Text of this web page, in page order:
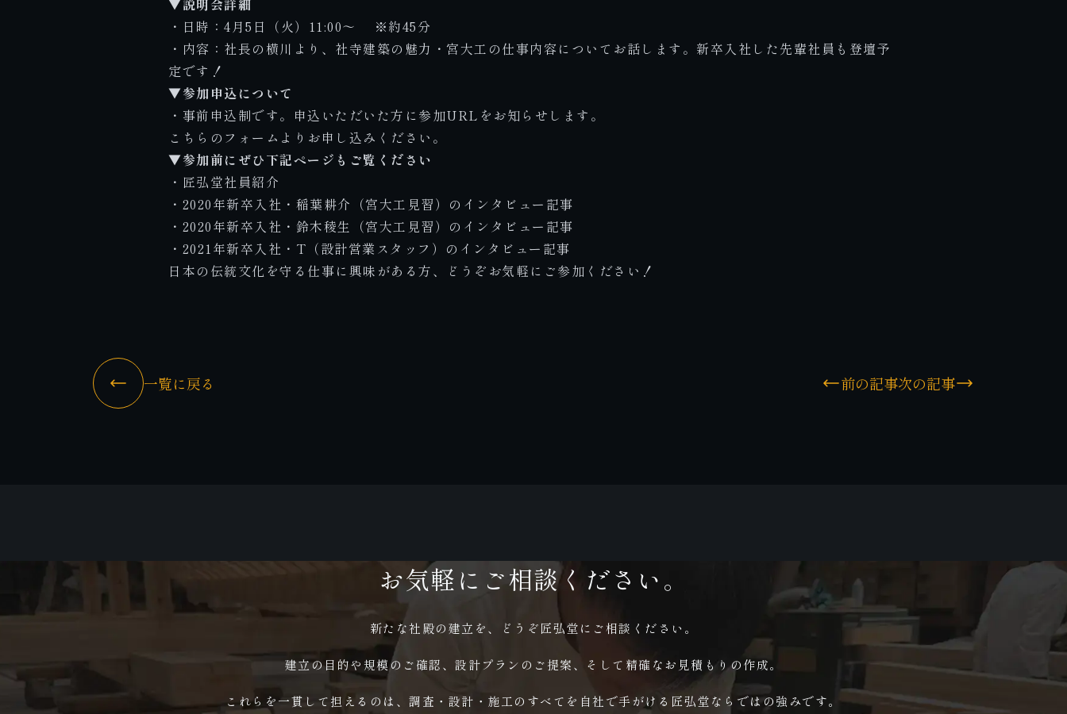
▼説明会詳細
・日時：4月5日（火）11:00～ ※約45分
・内容：社長の横川より、社寺建築の魅力・宮大工の仕事内容についてお話します。新卒入社した先輩社員も登壇予
定です！
▼参加申込について
・事前申込制です。申込いただいた方に参加URLをお知らせします。
こちらのフォーム よりお申し込みください。
▼参加前にぜひ下記ページもご覧ください
・ 匠弘堂社員紹介
・ 2020年新卒入社・稲葉耕介（宮大工見習）のインタビュー記事
・ 2020年新卒入社・鈴木稜生（宮大工見習）のインタビュー記事
・ 2021年新卒入社・T（設計営業スタッフ）のインタビュー記事
日本の伝統文化を守る仕事に興味がある方、どうぞお気軽にご参加ください！
前の記事次の記事
一覧に戻る
お気軽にご相談ください。
新たな社殿の建立を、どうぞ匠弘堂にご相談ください。
建立の目的や規模のご確認、設計プランのご提案、そして精確なお見積もりの作成。
これらを一貫して担えるのは、調査・設計・施工のすべてを自社で手がける匠弘堂ならではの強みです。